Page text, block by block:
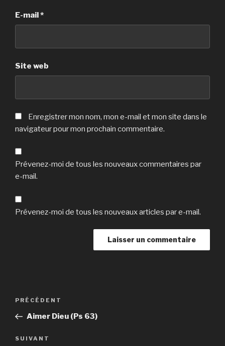
E-mail*
Site web
Enregistrer mon nom, mon e-mail et mon site dans le
navigateur pour mon prochain commentaire.
Prévenez-moi de tous les nouveaux commentaires par
e-mail.
Prévenez-moi de tous les nouveaux articles par e-mail.
Navigation
l’article
Article
précédent
PRÉCÉDENT
Aimer Dieu (Ps 63)
Article
SUIVANT